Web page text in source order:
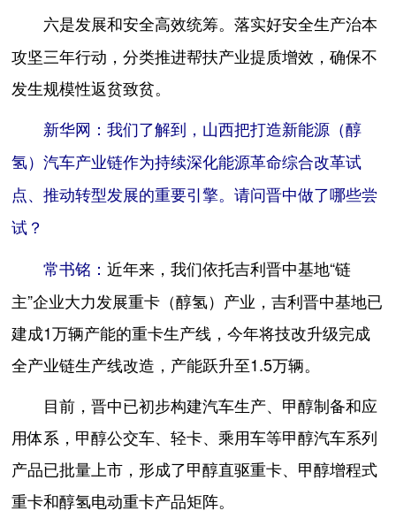
六是发展和安全高效统筹。落实好安全生产治本
攻坚三年行动，分类推进帮扶产业提质增效，确保不
发生规模性返贫致贫。
新华网：我们了解到，山西把打造新能源（醇
氢）汽车产业链作为持续深化能源革命综合改革试
点、推动转型发展的重要引擎。请问晋中做了哪些尝
试？
常书铭：近年来，我们依托吉利晋中基地“链
主”企业大力发展重卡（醇氢）产业，吉利晋中基地已
建成1万辆产能的重卡生产线，今年将技改升级完成
全产业链生产线改造，产能跃升至1.5万辆。
目前，晋中已初步构建汽车生产、甲醇制备和应
用体系，甲醇公交车、轻卡、乘用车等甲醇汽车系列
产品已批量上市，形成了甲醇直驱重卡、甲醇增程式
重卡和醇氢电动重卡产品矩阵。